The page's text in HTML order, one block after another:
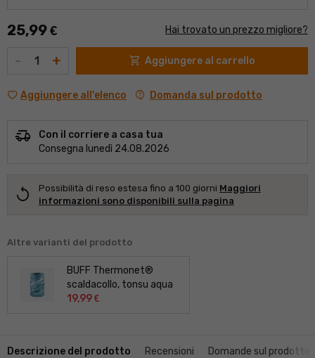
25,99€ Hai trovato un prezzo migliore?
- + shopping_cart Aggiungere al carrello
Aggiungere all'elenco contact_support Domanda sul prodotto
delivery_truck_speed
Con il corriere a casa tua
Consegna lunedì 24.08.2026
replay Possibilità di reso estesa fino a 100 giorni Maggiori
informazioni sono disponibili sulla pagina
Altre varianti del prodotto
BUFF Thermonet®
scaldacollo, tonsu aqua
19,99 €
Descrizione del prodotto Recensioni Domande sul prodotto